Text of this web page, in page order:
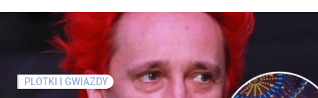
PLOTKI I GWIAZDY